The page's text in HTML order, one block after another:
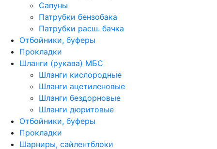
Сапуны
Патрубки бензобака
Патрубки расш. бачка
Отбойники, буферы
Прокладки
Шланги (рукава) МБС
Шланги кислородные
Шланги ацетиленовые
Шланги бездорновые
Шланги дюритовые
Отбойники, буферы
Прокладки
Шарниры, сайлентблоки